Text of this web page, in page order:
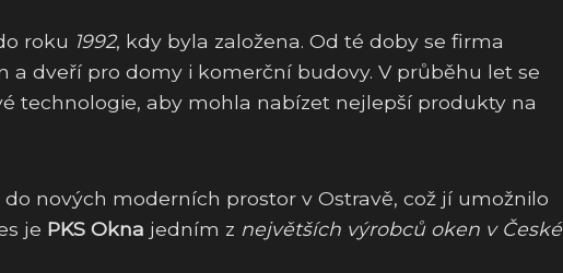
roku 1992, kdy byla založena. Od té doby se firma
a dveří pro domy i komerční budovy. V průběhu let se
technologie, aby mohla nabízet nejlepší produkty na
nových moderních prostor v Ostravě, což jí umožnilo
je PKS Okna jedním z největších výrobců oken v České